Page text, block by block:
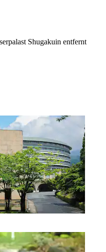
Shugakuin entfernt